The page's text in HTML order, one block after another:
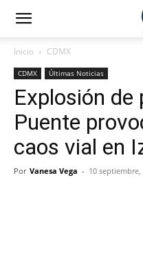
Inicio CDMX
CDMX Últimas Noticias
Explosión de
Puente
caos vial en
Por Vanesa Vega - 10 septiembre,